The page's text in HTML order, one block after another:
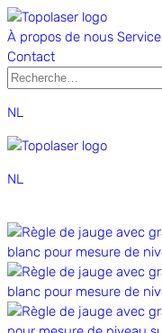
À propos de nous Service
Contact
NL
NL